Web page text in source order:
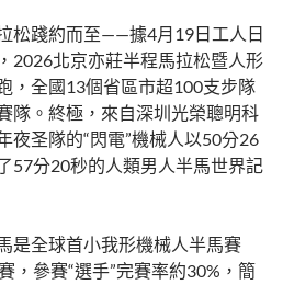
松踐約而至——據4月19日工人日
2026北京亦莊半程馬拉松暨人形
，全國13個省區市超100支步隊
隊。終極，來自深圳光榮聰明科
夜圣隊的“閃電”機械人以50分26
57分20秒的人類男人半馬世界記
是全球首小我形機械人半馬賽
，參賽“選手”完賽率約30%，簡